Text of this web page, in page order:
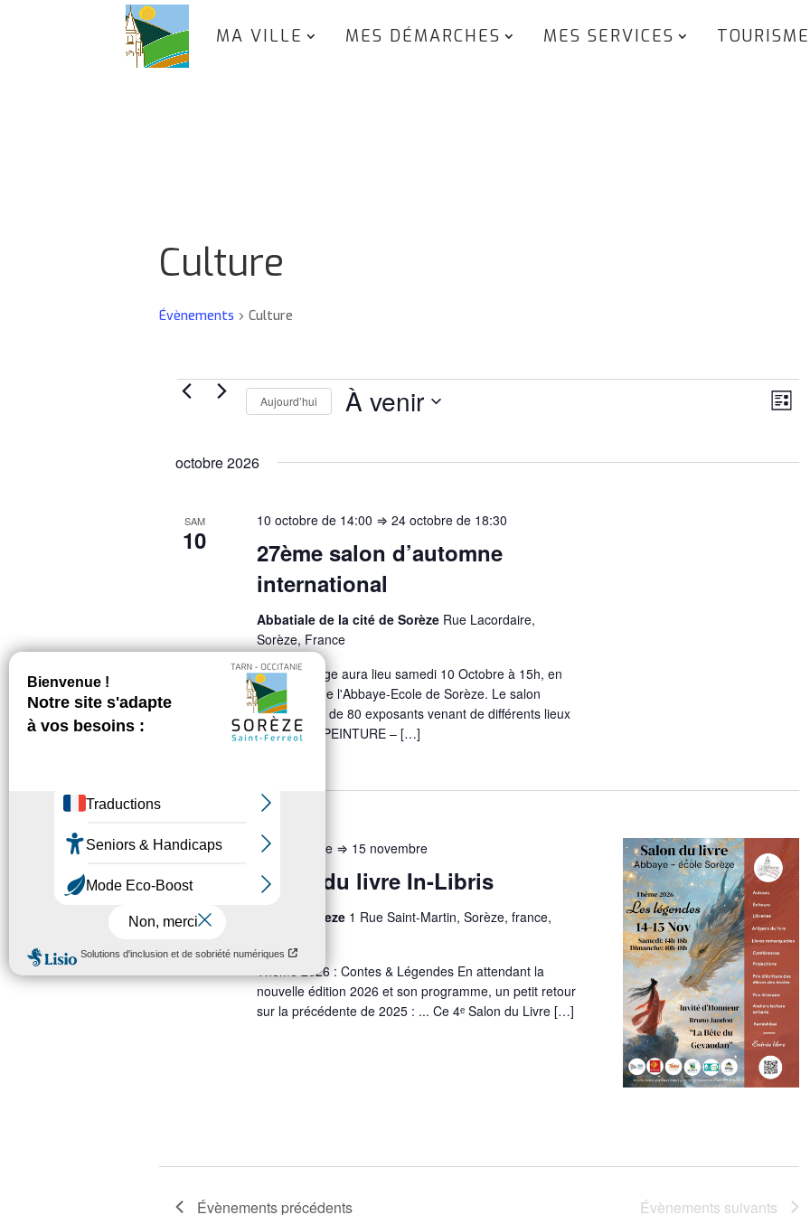
MA VILLE MES DÉMARCHES MES SERVICES TOURISME
Culture
Évènements Culture
Évènements
par
de
Liste
Aujourd’hui À venir
une
octobre 2026
SAM
10
27ème salon d’automne
international
10 octobre de 14:00 ⇒24 octobre de 18:30
Abbatiale de la cité de Sorèze Rue Lacordaire,
Sorèze, France
Le Vernissage aura lieu samedi 10 Octobre à 15h, en
l'Abbatiale de l'Abbaye-Ecole de Sorèze. Le salon
expose plus de 80 exposants venant de différents lieux
de France. PEINTURE – […]
novembre 2026
SAM
Salon du livre In-Libris
14 novembre ⇒ 15 novembre
Cité de Soreze 1 Rue Saint-Martin, Sorèze, france,
Thème 2026 : Contes & Légendes En attendant la
nouvelle édition 2026 et son programme, un petit retour
sur la précédente de 2025 : ... Ce 4ᵉ Salon du Livre […]
Évènements précédents Évènements suivants